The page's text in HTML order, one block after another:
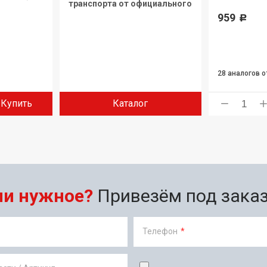
Купить
транспорта от официального
Каталог
959 Р
28 аналогов
нужное? Привезём под
Телефон *